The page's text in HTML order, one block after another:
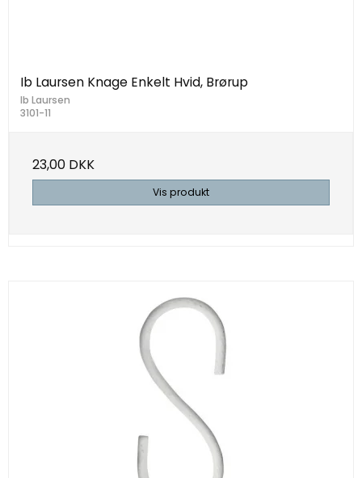
Ib Laursen Knage Enkelt Hvid, Brørup
Ib Laursen
3101-11
23,00 DKK
Vis produkt